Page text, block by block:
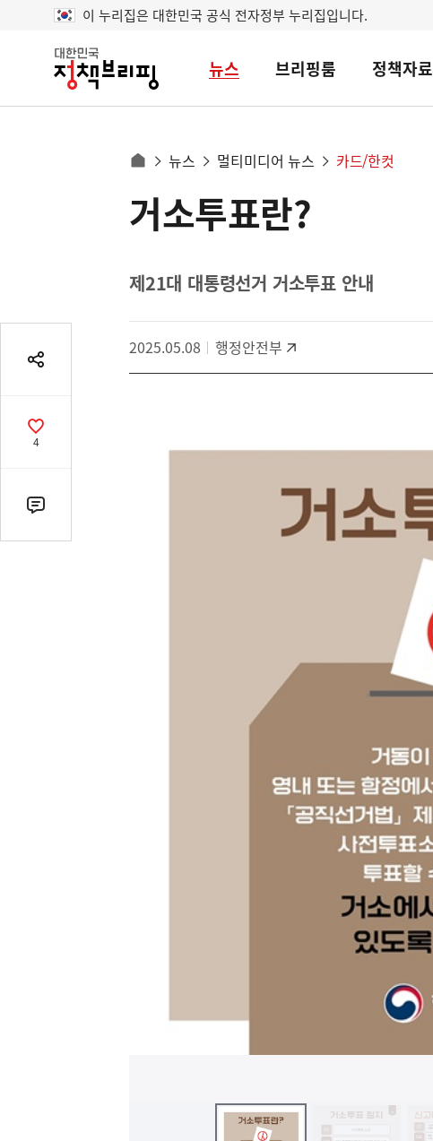
이 누리집은 대한민국 공식 전자정부 누리집입니다.
대
민
뉴스 브리핑룸 정책자료
로
으
로
뉴스 멀티미디어 뉴스 카드/한컷
공
기
공
감
4
댓
글
거소투표란?
제21대 대통령선거 거소투표 안내
2025.05.08 행정안전부